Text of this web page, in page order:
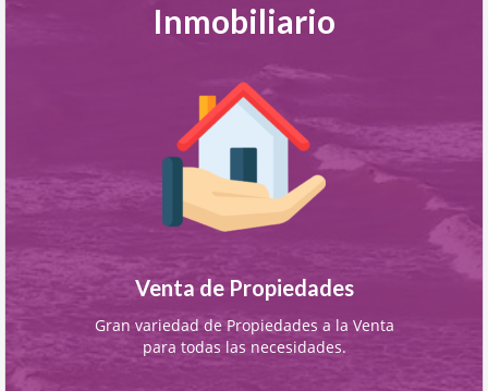
Inmobiliario
Venta de Propiedades
Gran variedad de Propiedades a la Venta
para todas las necesidades.